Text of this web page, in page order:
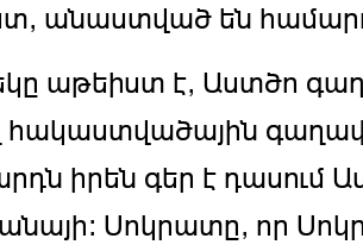
անաստված են
աթեիստ է, Աստծո
հակաստվածային
իրեն գեր է դասում
Սոկրատը, որ